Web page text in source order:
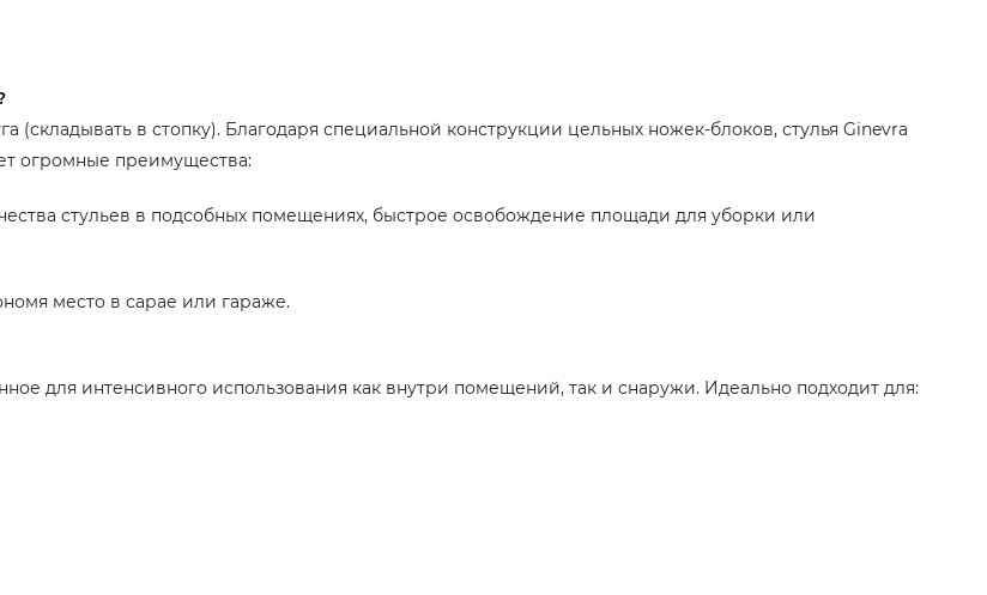
(складывать в стопку). Благодаря специальной конструкции цельных ножек-блоков, стулья Ginevra
огромные преимущества:
стульев в подсобных помещениях, быстрое освобождение площади для уборки или
место в сарае или гараже.
для интенсивного использования как внутри помещений, так и снаружи. Идеально подходит для: